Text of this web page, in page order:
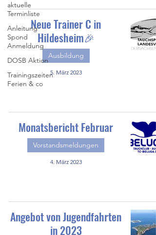
aktuelle
Terminliste
Anleitung
Spond
Anmeldung
DOSB Aktion
Trainingszeiten
Ferien & co
Neue Trainer C in
Hildesheim🎉
Ausbildung
5. März 2023
Monatsbericht Februar
Vorstandsmeldungen
4. März 2023
Angebot von Jugendfahrten
in 2023